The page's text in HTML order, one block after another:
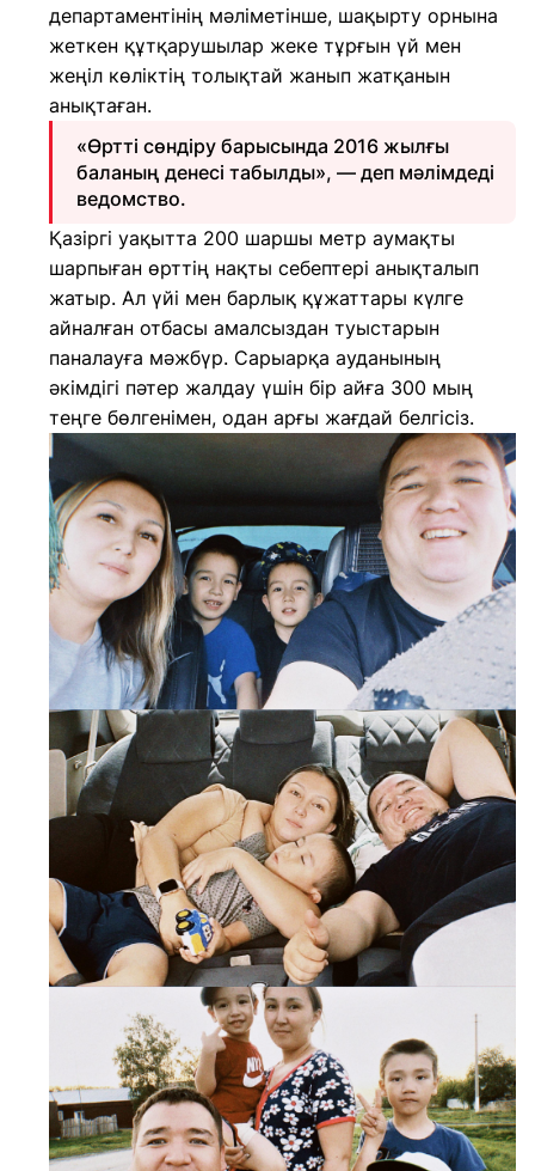
департаментінің мәліметінше, шақырту орнына
жеткен құтқарушылар жеке тұрғын үй мен
жеңіл көліктің толықтай жанып жатқанын
анықтаған.
«Өртті сөндіру барысында 2016 жылғы
баланың денесі табылды», — деп мәлімдеді
ведомство.
Қазіргі уақытта 200 шаршы метр аумақты
шарпыған өрттің нақты себептері анықталып
жатыр. Ал үйі мен барлық құжаттары күлге
айналған отбасы амалсыздан туыстарын
паналауға мәжбүр. Сарыарқа ауданының
әкімдігі пәтер жалдау үшін бір айға 300 мың
теңге бөлгенімен, одан арғы жағдай белгісіз.